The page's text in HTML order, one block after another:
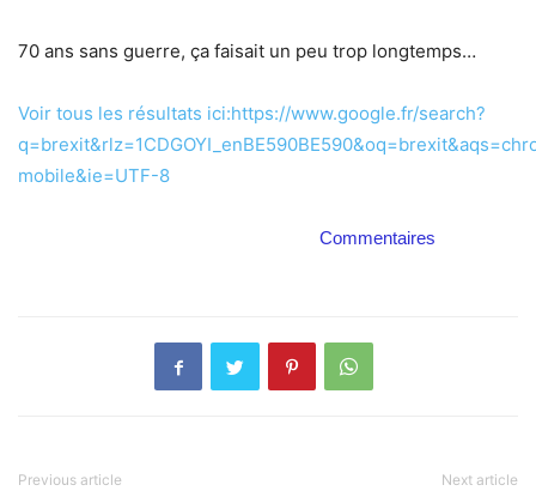
70 ans sans guerre, ça faisait un peu trop longtemps…
Voir tous les résultats ici:https://www.google.fr/search?
mobile&ie=UTF-8
Commentaires
Previous article Next article